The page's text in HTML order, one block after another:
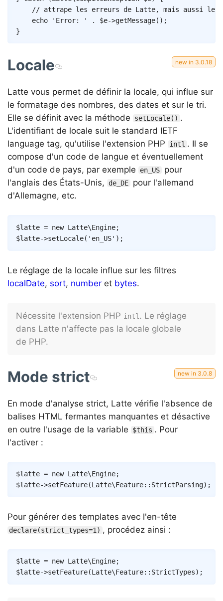
// attrape les erreurs de Latte, mais aussi les
echo
'Error: ' . $e->getMessage( ) ;
}
Locale
Latte vous permet de définir la locale, qui influe sur
le formatage des nombres, des dates et sur le tri.
Elle se définit avec la méthode
setLocale() .
L'identifiant de locale suit le standard IETF
language tag, qu'utilise l'extension PHP
intl . Il se
compose d'un code de langue et éventuellement
d'un code de pays, par exemple
en_US
pour
l'anglais des États-Unis,
de_DE
pour l'allemand
d'Allemagne, etc.
$latte = new Latte\Engine;
$latte->setLocale( 'en_US' ) ;
Le réglage de la locale influe sur les filtres
localDate, sort, number et bytes.
Nécessite l'extension PHP intl . Le réglage
dans Latte n'affecte pas la locale globale
de PHP.
Mode strict
En mode d'analyse strict, Latte vérifie l'absence de
balises HTML fermantes manquantes et désactive
en outre l'usage de la variable
$this . Pour
l'activer :
$latte = new Latte\Engine;
$latte->setFeature(Latte\Feature:: StrictParsing) ;
Pour générer des templates avec l'en-tête
declare(strict_types=1) , procédez ainsi :
$latte = new Latte\Engine;
$latte->setFeature(Latte\Feature:: StrictTypes) ;